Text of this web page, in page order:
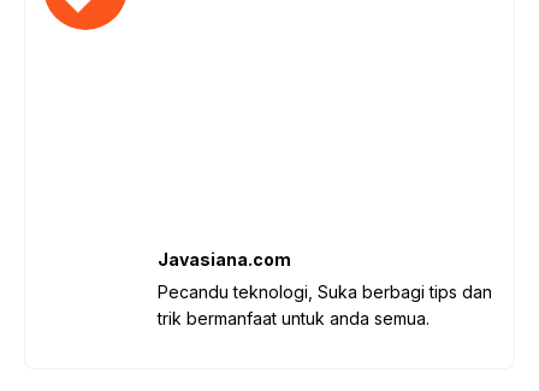
Javasiana.com
Pecandu teknologi, Suka berbagi tips dan
trik bermanfaat untuk anda semua.